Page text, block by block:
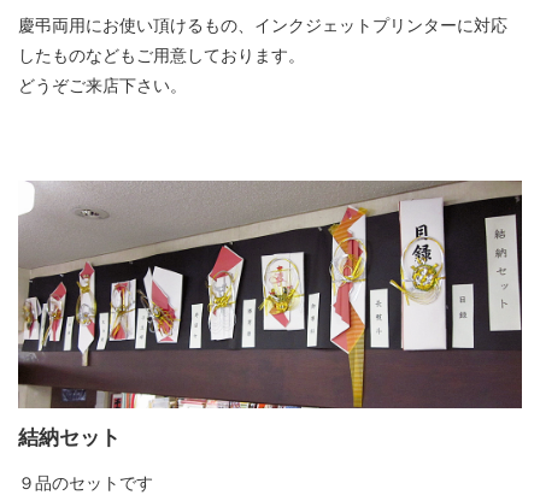
慶弔両用にお使い頂けるもの、インクジェットプリンターに対応
したものなどもご用意しております。
どうぞご来店下さい。
結納セット
９品のセットです